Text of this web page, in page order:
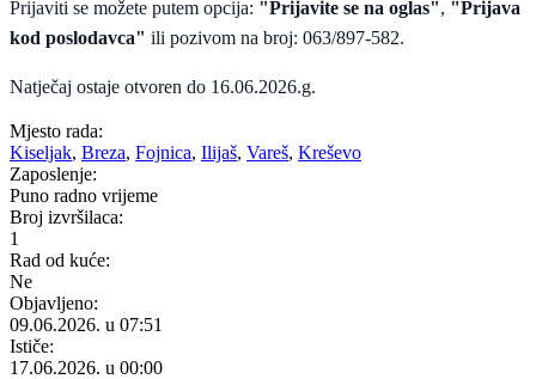
Prijaviti se možete putem opcija: "Prijavite se na oglas", "Prijava
kod poslodavca" ili pozivom na broj: 063/897-582.
Natječaj ostaje otvoren do 16.06.2026.g.
Mjesto rada:
Kiseljak, Breza, Fojnica, Ilijaš, Vareš, Kreševo
Zaposlenje:
Puno radno vrijeme
Broj izvršilaca:
1
Rad od kuće:
Ne
Objavljeno:
09.06.2026. u 07:51
Ističe:
17.06.2026. u 00:00